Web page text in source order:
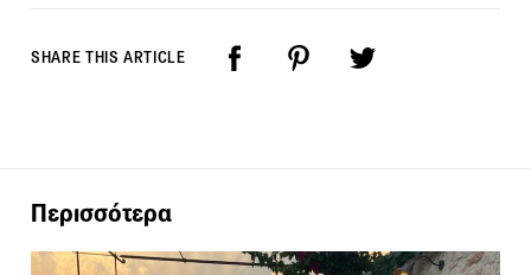
SHARE THIS ARTICLE
Περισσότερα